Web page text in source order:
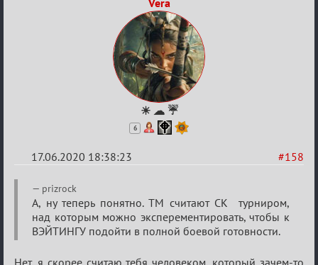
Vera
☀ ☁ ☔
6
#158
17.06.2020 18:38:23
Re:
Семейный
кубок
prizrock
А, ну теперь понятно. ТМ считают СК турниром,
над которым можно эксперементировать, чтобы к
ВЭЙТИНГУ подойти в полной боевой готовности.
Нет, я скорее считаю тебя человеком, который зачем-то